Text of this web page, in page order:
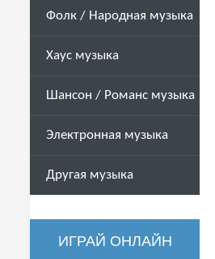
Фолк / Народная музыка
Хаус музыка
Шансон / Романс музыка
Электронная музыка
Другая музыка
ИГРАЙ ОНЛАЙН